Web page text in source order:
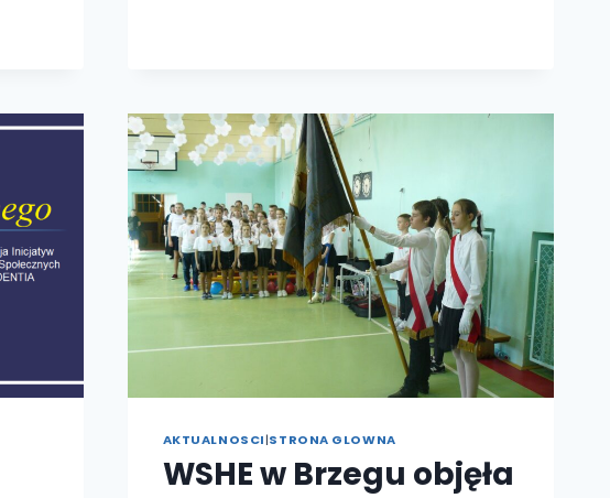
AKTUALNOSCI|STRONA GLOWNA
WSHE w Brzegu objęła